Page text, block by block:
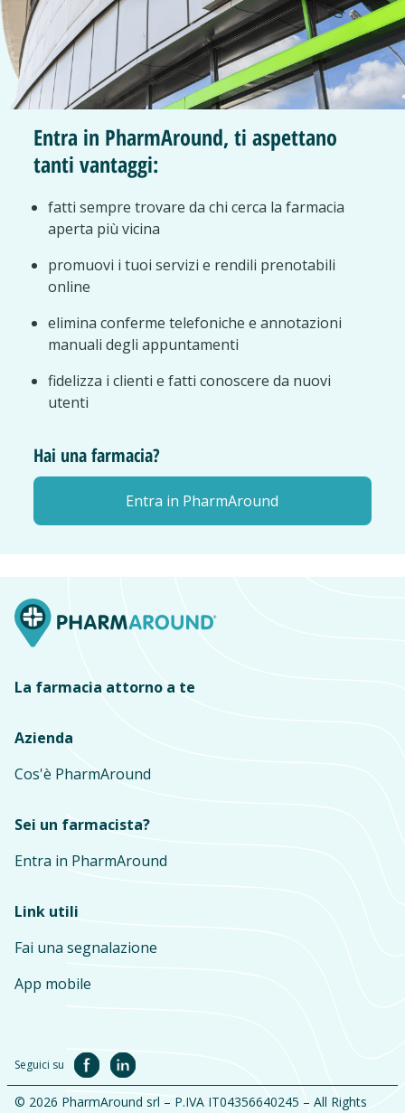
Entra in PharmAround, ti aspettano
tanti vantaggi:
fatti sempre trovare da chi cerca la farmacia
aperta più vicina
promuovi i tuoi servizi e rendili prenotabili
online
elimina conferme telefoniche e annotazioni
manuali degli appuntamenti
fidelizza i clienti e fatti conoscere da nuovi
utenti
Hai una farmacia?
Entra in PharmAround
La farmacia attorno a te
Azienda
Cos'è PharmAround
Sei un farmacista?
Entra in PharmAround
Link utili
Fai una segnalazione
App mobile
Seguici su
© 2026 PharmAround srl – P.IVA IT04356640245 – All Rights